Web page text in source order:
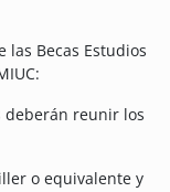
las Becas Estudios
deberán reunir los
o equivalente y